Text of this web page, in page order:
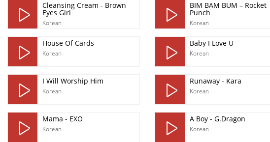
Cleansing Cream - Brown
Eyes Girl
Korean
BIM BAM BUM – Rocket
Punch
Korean
House Of Cards
Korean
Baby I Love U
Korean
I Will Worship Him
Korean
Runaway - Kara
Korean
Mama - EXO
Korean
A Boy - G.Dragon
Korean